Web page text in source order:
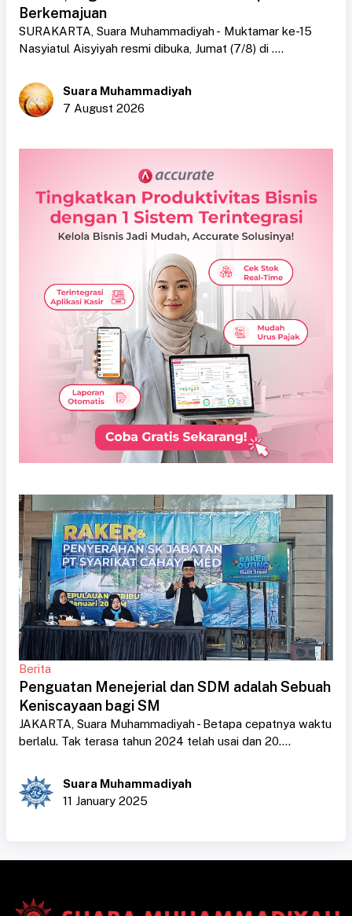
Berkemajuan
SURAKARTA, Suara Muhammadiyah - Muktamar ke-15
Nasyiatul Aisyiyah resmi dibuka, Jumat (7/8) di ....
Suara Muhammadiyah
7 August 2026
Berita
Penguatan Menejerial dan SDM adalah Sebuah
Keniscayaan bagi SM
JAKARTA, Suara Muhammadiyah - Betapa cepatnya waktu
berlalu. Tak terasa tahun 2024 telah usai dan 20....
Suara Muhammadiyah
11 January 2025